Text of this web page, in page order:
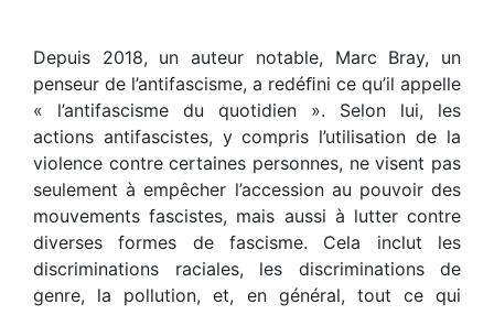
Depuis 2018, un auteur notable, Marc Bray, un
penseur de l’antifascisme, a redéﬁni ce qu’il appelle
« l’antifascisme du quotidien ». Selon lui, les
actions antifascistes, y compris l’utilisation de la
violence contre certaines personnes, ne visent pas
seulement à empêcher l’accession au pouvoir des
mouvements fascistes, mais aussi à lutter contre
diverses formes de fascisme. Cela inclut les
discriminations raciales, les discriminations de
genre, la pollution, et, en général, tout ce qui